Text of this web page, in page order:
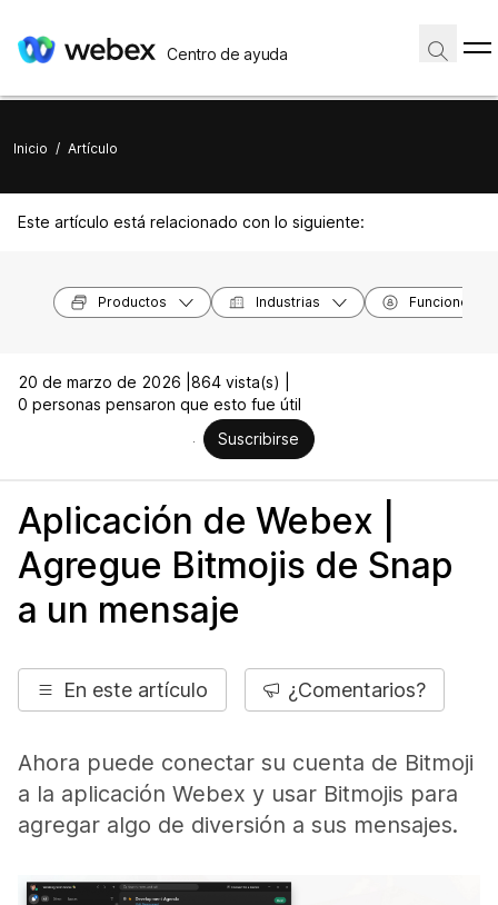
Centro de ayuda
Inicio / Artículo
Este artículo está relacionado con lo siguiente:
Productos Industrias Funciones
20 de marzo de 2026 | 864 vista(s) |
0 personas pensaron que esto fue útil
Suscribirse
Aplicación de Webex |
Agregue Bitmojis de Snap
a un mensaje
En este artículo ¿Comentarios?
Ahora puede conectar su cuenta de Bitmoji
a la aplicación Webex y usar Bitmojis para
agregar algo de diversión a sus mensajes.